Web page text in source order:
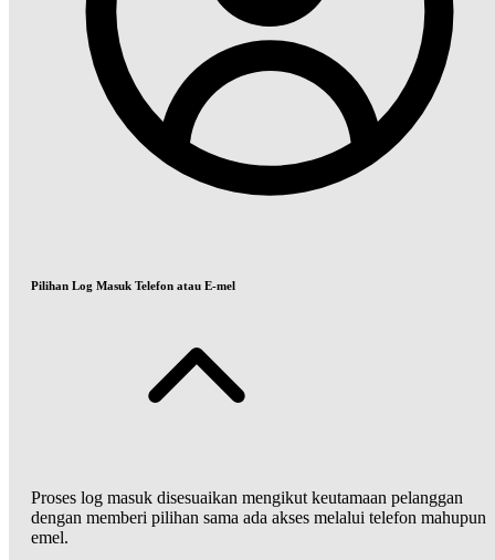
Pilihan Log Masuk Telefon atau E-mel
Proses log masuk disesuaikan mengikut keutamaan pelanggan
dengan memberi pilihan sama ada akses melalui telefon mahupun
emel.